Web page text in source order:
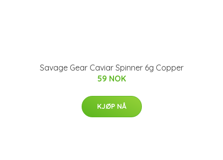
Savage Gear Caviar Spinner 6g Copper
59 NOK
KJØP NÅ